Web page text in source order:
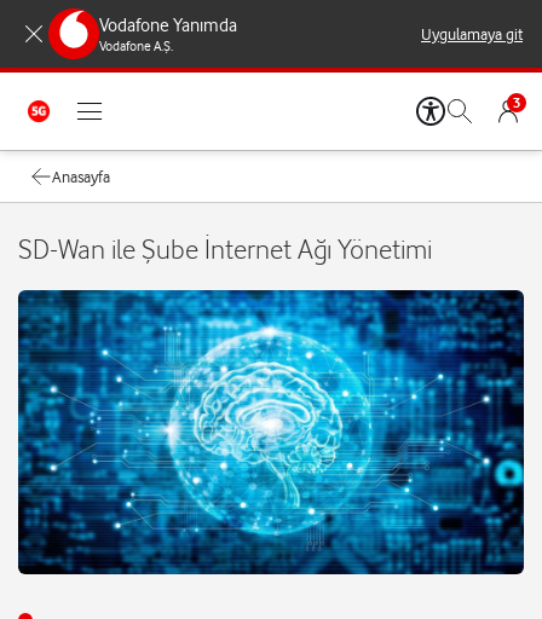
Vodafone Yanımda
Vodafone A.Ş.
Uygulamaya git
3
Anasayfa
SD-Wan ile Şube İnternet Ağı Yönetimi